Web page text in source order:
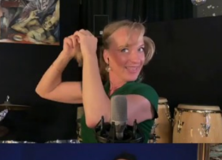
SRPEN
13 Galanta
SRPEN
14 Lipno
SRPEN